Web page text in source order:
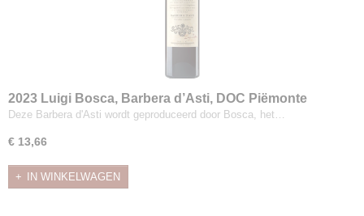
2023 Luigi Bosca, Barbera d’Asti, DOC Piëmonte
Deze Barbera d'Asti wordt geproduceerd door Bosca, het…
€ 13,66
IN WINKELWAGEN